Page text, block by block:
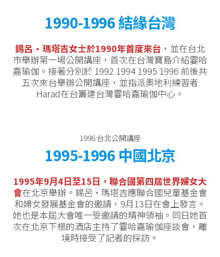
1990-1996 結緣台灣
錫呂·瑪塔吉女士於1990年首度來台 ，並在台北
市舉辦第一場公開講座，首次在台灣寶島介紹霎哈
嘉瑜伽。接著分別於 1992 1994 1995 1996 前後共
五次來台舉辦公開講座，並指派奧地利練習者
Harad在台籌建台灣霎哈嘉瑜伽中心。
1996 台北公開講座
1995-1996 中國北京
1995年9月4日至15日，聯合國第四屆世界婦女大
會在北京舉辦。錫呂·瑪塔吉應聯合國兒童基金會
和婦女發展基金會的邀請，9月13日在會上發言。
她也是本屆大會唯一受邀請的精神領袖。同日她首
次在北京下榻的酒店主持了霎哈嘉瑜伽座談會，離
境時接受了記者的採訪。